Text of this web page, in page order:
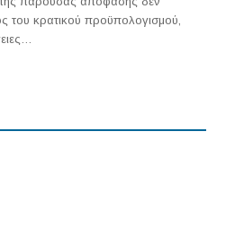
του κρατικού προϋπολογισμού,